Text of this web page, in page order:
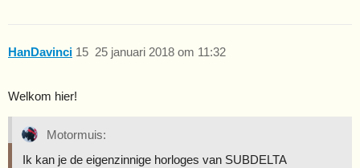
HanDavinci 25 januari 2018 om 11:32
15
Welkom hier!
Motormuis:
Ik kan je de eigenzinnige horloges van SUBDELTA